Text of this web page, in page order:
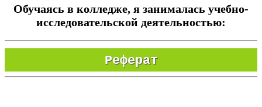
Обучаясь в колледже, я занималась учебно-
исследовательской деятельностью:
Реферат